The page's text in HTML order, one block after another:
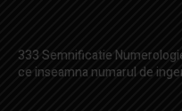
333 Semnificatie
ce inseamna numarul de